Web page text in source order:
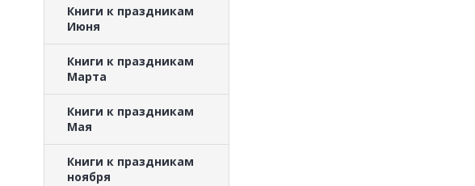
Книги к праздникам
Июня
Книги к праздникам
Марта
Книги к праздникам
Мая
Книги к праздникам
ноября